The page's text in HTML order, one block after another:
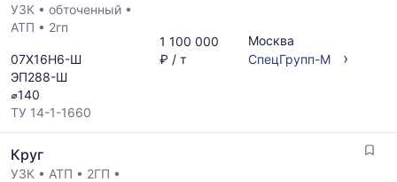
УЗК • обточенный •
АТП • 2гп
07Х16Н6-Ш
ЭП288-Ш
⌀140
ТУ 14-1-1660
1 100 000
₽ / т
Москва
СпецГрупп-М
›
Круг
УЗК • АТП • 2ГП •